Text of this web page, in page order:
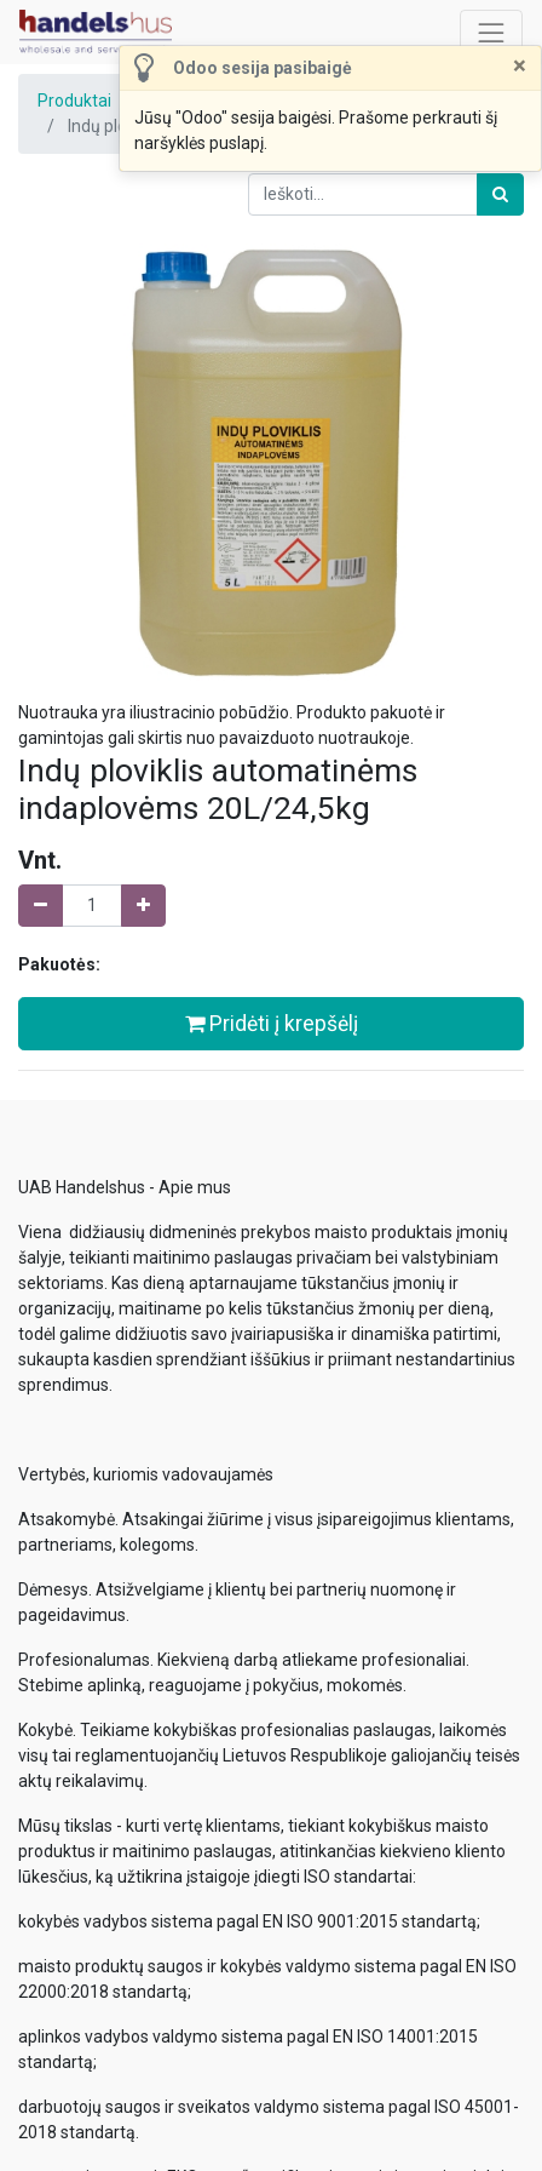
Odoo sesija pasibaigė ×
Jūsų "Odoo" sesija baigėsi. Prašome perkrauti šį
naršyklės puslapį.
Produktai
Indų ploviklis automatinėms indaplovėms 20L/24,5kg
Nuotrauka yra iliustracinio pobūdžio. Produkto pakuotė ir
gamintojas gali skirtis nuo pavaizduoto nuotraukoje.
Indų ploviklis automatinėms
indaplovėms 20L/24,5kg
Vnt.
Pakuotės:
Pridėti į krepšėlį
UAB Handelshus - Apie mus
Viena didžiausių didmeninės prekybos maisto produktais įmonių
šalyje, teikianti maitinimo paslaugas privačiam bei valstybiniam
sektoriams. Kas dieną aptarnaujame tūkstančius įmonių ir
organizacijų, maitiname po kelis tūkstančius žmonių per dieną,
todėl galime didžiuotis savo įvairiapusiška ir dinamiška patirtimi,
sukaupta kasdien sprendžiant iššūkius ir priimant nestandartinius
sprendimus.
Vertybės, kuriomis vadovaujamės
Atsakomybė. Atsakingai žiūrime į visus įsipareigojimus klientams,
partneriams, kolegoms.
Dėmesys. Atsižvelgiame į klientų bei partnerių nuomonę ir
pageidavimus.
Profesionalumas. Kiekvieną darbą atliekame profesionaliai.
Stebime aplinką, reaguojame į pokyčius, mokomės.
Kokybė. Teikiame kokybiškas profesionalias paslaugas, laikomės
visų tai reglamentuojančių Lietuvos Respublikoje galiojančių teisės
aktų reikalavimų.
Mūsų tikslas - kurti vertę klientams, tiekiant kokybiškus maisto
produktus ir maitinimo paslaugas, atitinkančias kiekvieno kliento
lūkesčius, ką užtikrina įstaigoje įdiegti ISO standartai:
kokybės vadybos sistema pagal EN ISO 9001:2015 standartą;
maisto produktų saugos ir kokybės valdymo sistema pagal EN ISO
22000:2018 standartą;
aplinkos vadybos valdymo sistema pagal EN ISO 14001:2015
standartą;
darbuotojų saugos ir sveikatos valdymo sistema pagal ISO 45001-
2018 standartą.